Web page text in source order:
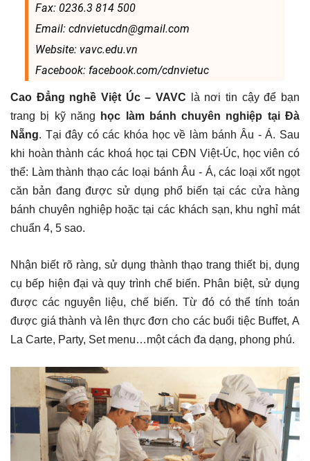
Fax: 0236.3 814 500
Email: cdnvietucdn@gmail.com
Website: vavc.edu.vn
Facebook: facebook.com/cdnvietuc
Cao Đẳng nghề Việt Úc – VAVC
là nơi tin cậy để bạn
trang bị kỹ năng
học làm bánh chuyên nghiệp tại Đà
Nẵng. Tại đây có các khóa học về làm bánh Âu - Á. Sau
khi hoàn thành các khoá học tại CĐN Việt-Úc, học viên có
thể: Làm thành thạo các loại bánh Âu - Á, các loại xốt ngọt
căn bản đang được sử dụng phổ biến tại các cửa hàng
bánh chuyên nghiệp hoặc tại các khách sạn, khu nghỉ mát
chuẩn 4, 5 sao.
Nhận biết rõ ràng, sử dụng thành thạo trang thiết bị, dụng
cụ bếp hiện đại và quy trình chế biến. Phân biệt, sử dụng
được các nguyên liệu, chế biến. Từ đó có thể tính toán
được giá thành và lên thực đơn cho các buổi tiệc Buffet, A
La Carte, Party, Set menu…một cách đa dạng, phong phú.